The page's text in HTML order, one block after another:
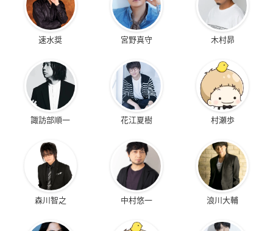
速水奨 宮野真守 木村昴
諏訪部順一 花江夏樹 村瀬歩
森川智之 中村悠一 浪川大輔